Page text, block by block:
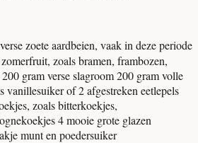
zoete aardbeien, vaak in deze periode
zoals bramen, frambozen,
gram verse slagroom 200 gram volle
vanillesuiker of 2 afgestreken eetlepels
zoals bitterkoekjes,
4 mooie grote glazen
munt en poedersuiker